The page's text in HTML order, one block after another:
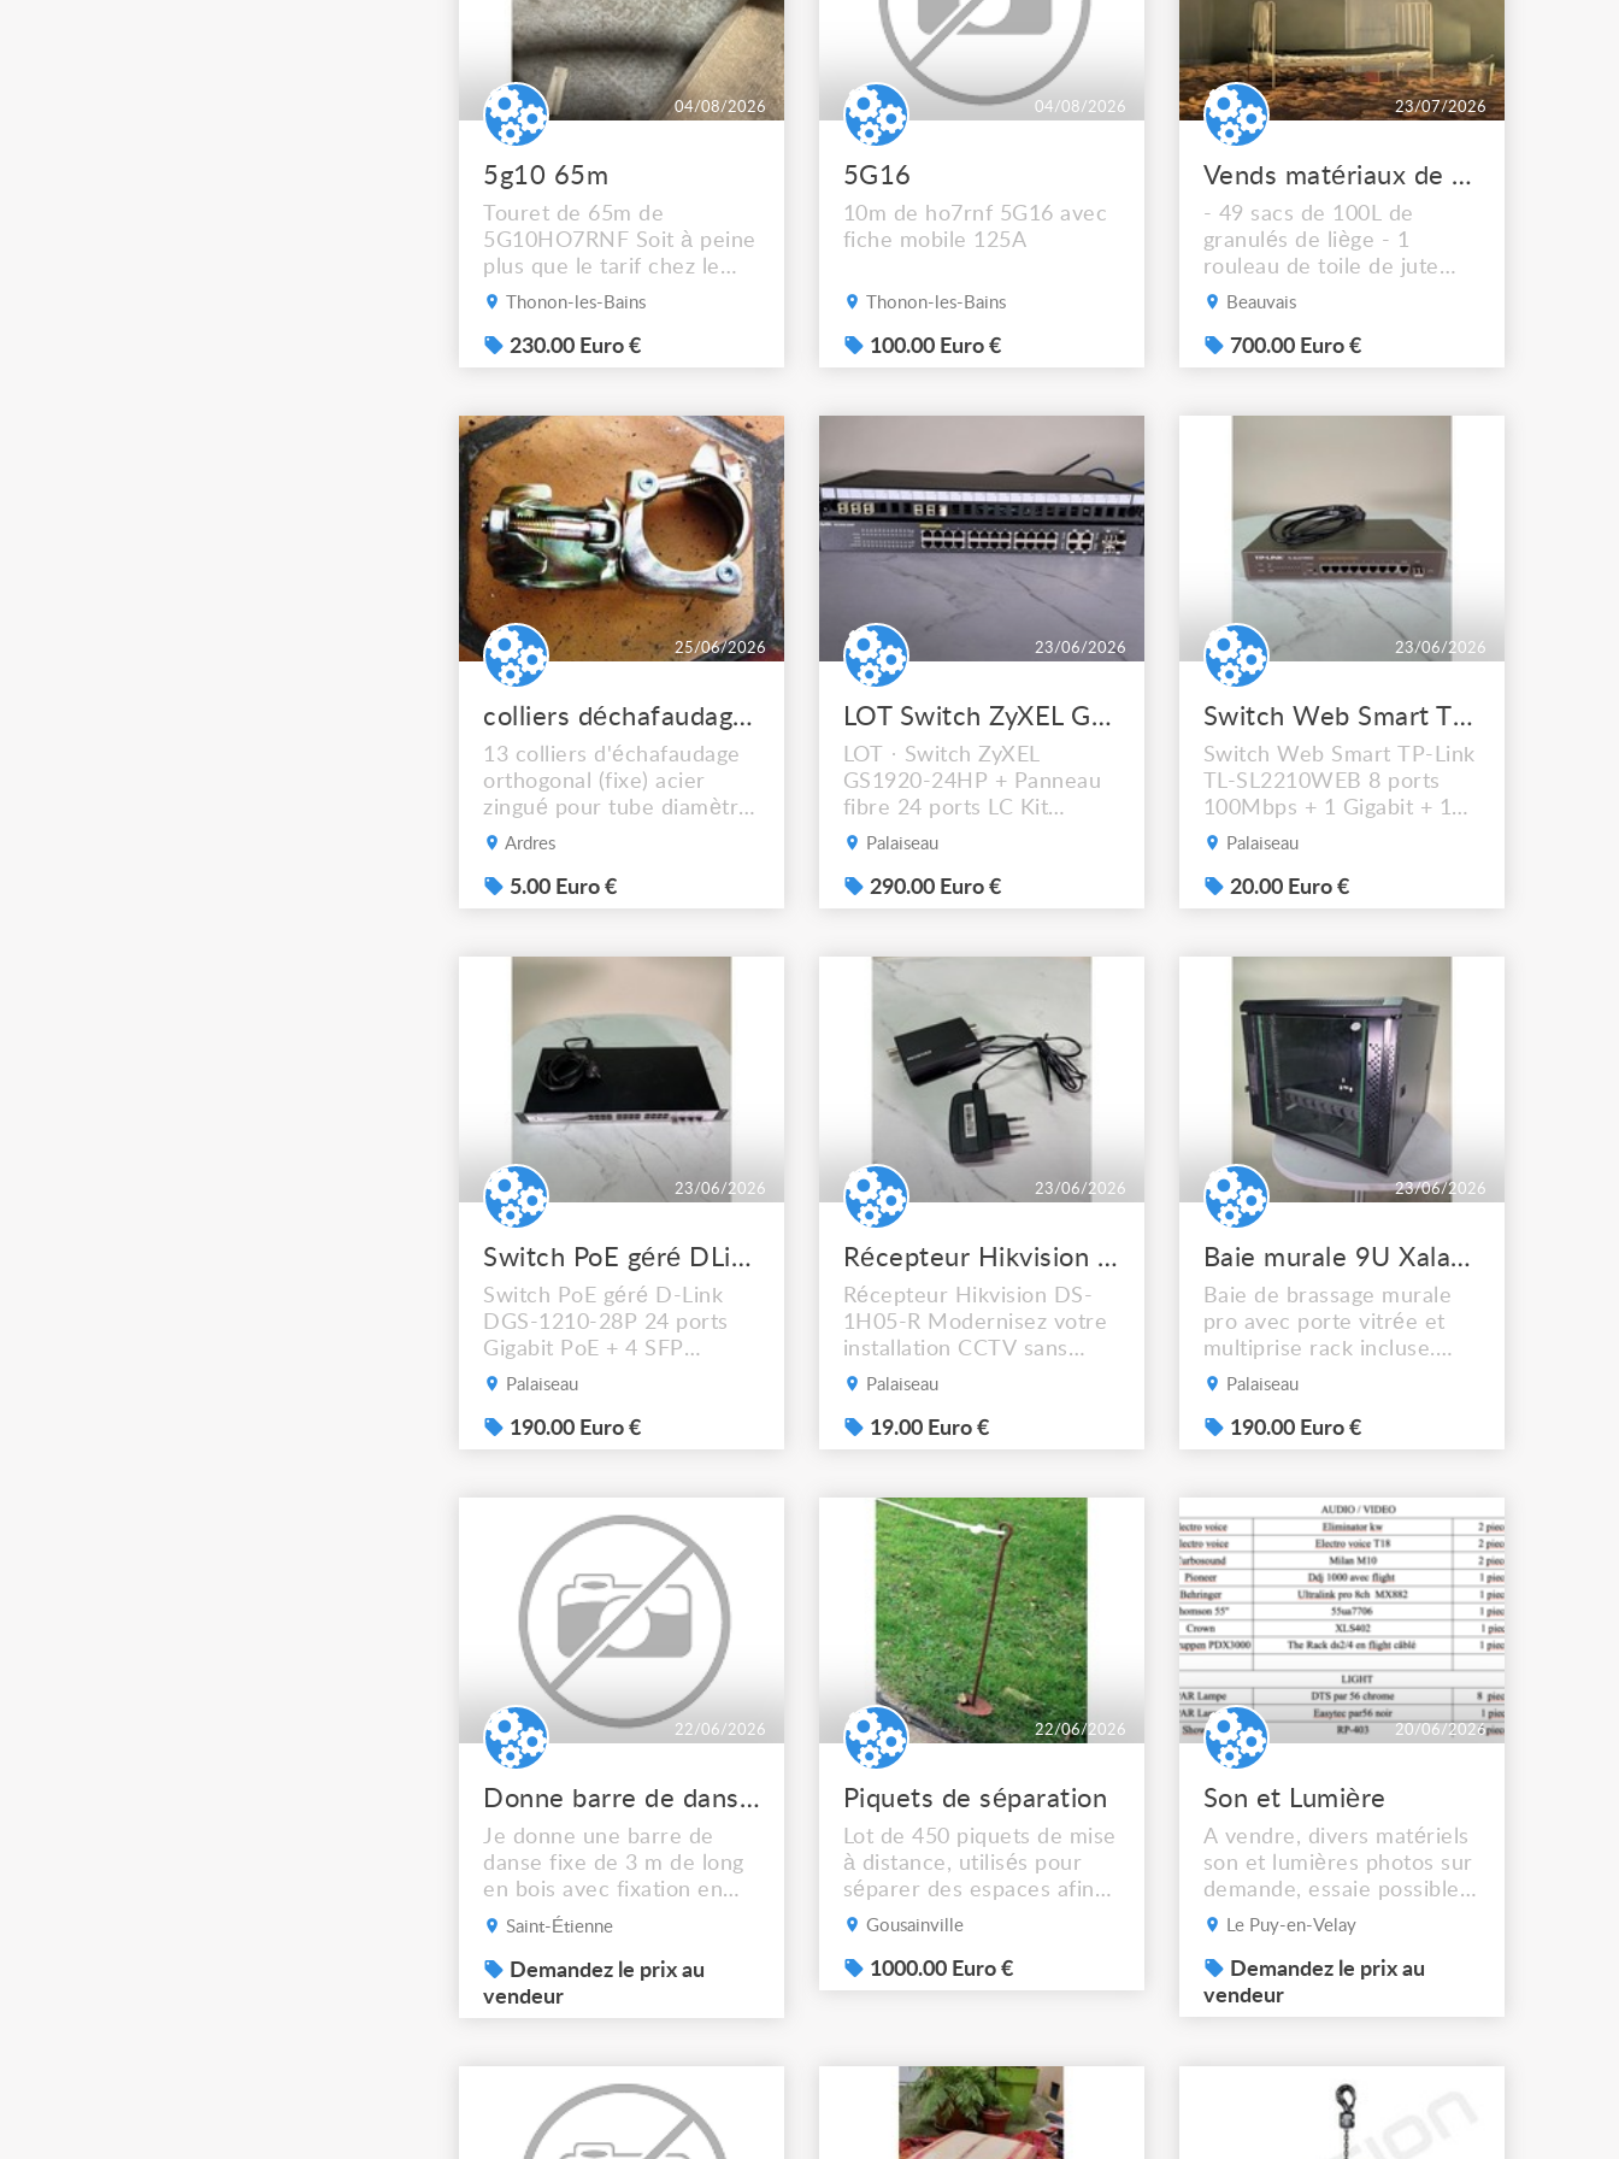
04/08/2026
5g10 65m
Touret de 65m de
5G10HO7RNF Soit à peine
plus que le tarif chez le
récupérateur Mais
sup sur demande ça ne
passe pas sur l’annonce
Thonon-les-Bains
230.00 Euro €
04/08/2026
5G16
10m de ho7rnf 5G16 avec
fiche mobile 125A
Thonon-les-Bains
100.00 Euro €
23/07/2026
Vends matériaux de scénographie
- 49 sacs de 100L de
granulés de liège - 1
rouleau de toile de jute
naturel 450gr/m2 - 30
Beauvais
700.00 Euro €
25/06/2026
colliers déchafaudage acier zingué
13 colliers d'échafaudage
orthogonal (fixe) acier
zingué pour tube diamètre
50mm. Etat neuf.
Ardres
5.00 Euro €
23/06/2026
LOT Switch ZyXEL GS192024HP Panneau fibre 24 ports LC
LOT · Switch ZyXEL
GS1920-24HP + Panneau
fibre 24 ports LC Kit
réseau complet pour
— switch PoE+ haute
puissance et panneau de
prêts à intégrer en baie
Palaiseau
290.00 Euro €
23/06/2026
Switch Web Smart TPLink TLSL2210WEB
Switch Web Smart TP-Link
TL-SL2210WEB 8 ports
100Mbps + 1 Gigabit + 1
SFP avec gestion web
petites installations réseau
ou le dépannage.
Palaiseau
20.00 Euro €
23/06/2026
Switch PoE géré DLink DGS121028P
Switch PoE géré D-Link
DGS-1210-28P 24 ports
Gigabit PoE + 4 SFP
totalement silencieux. Idéal
téléphones VoIP et points
d'accès WiFi directement
Palaiseau
190.00 Euro €
23/06/2026
Récepteur Hikvision DS1H05R
Récepteur Hikvision DS-
1H05-R Modernisez votre
installation CCTV sans
refaire le câblage —
câble coaxial existant
jusqu'à 500m. Alimentation
Palaiseau
19.00 Euro €
23/06/2026
Baie murale 9U Xalan 600600mm
Baie de brassage murale
pro avec porte vitrée et
multiprise rack incluse.
Prête à accueillir vos
sono, IT ou domotique.
Palaiseau
190.00 Euro €
22/06/2026
Donne barre de danse fixe en bois
Je donne une barre de
danse fixe de 3 m de long
en bois avec fixation en
métal.
Saint-Étienne
Demandez le prix au
vendeur
22/06/2026
Piquets de séparation
Lot de 450 piquets de mise
à distance, utilisés pour
séparer des espaces afin
de permettre aux
déambuler. Idéal pour les
évènements en plein air ou
acier brut Ø 12 mm pour
une très bonne rigidité. -
Longueur 850 mm hors -
Gousainville
1000.00 Euro €
20/06/2026
Son et Lumière
A vendre, divers matériels
son et lumières photos sur
demande, essaie possible,
pas d'envoi. Tarifs a
proposition cause,
renouvellement de matos
et vider un peu le dépôt
Le Puy-en-Velay
Demandez le prix au
vendeur